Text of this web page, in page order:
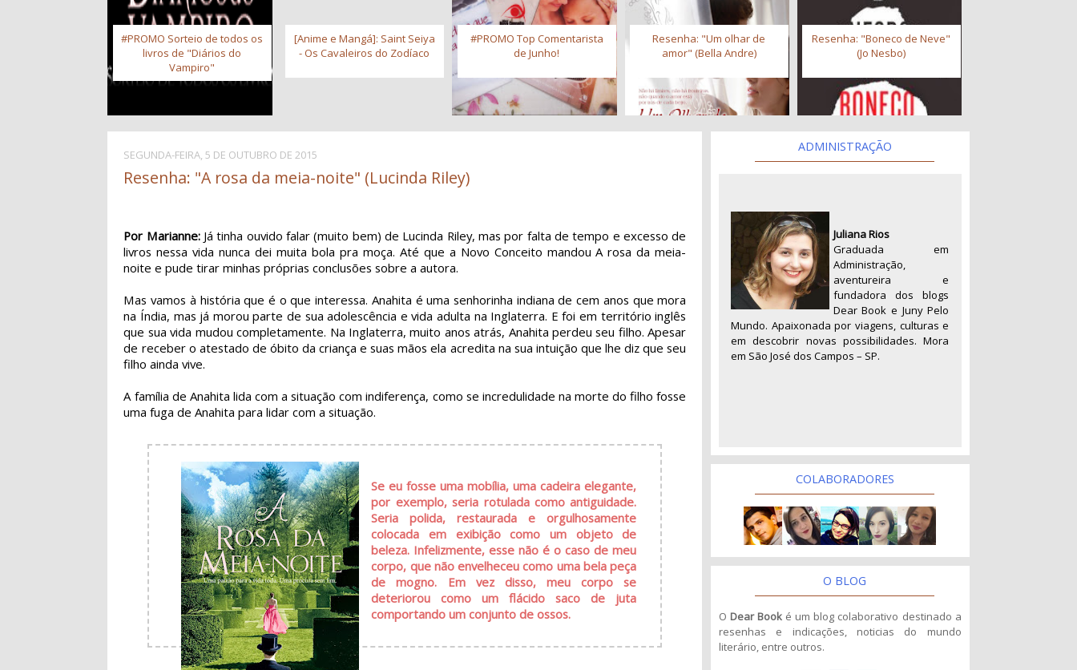
#PROMO Sorteio de todos os
livros de "Diários do
Vampiro"
[Anime e Mangá]: Saint Seiya
- Os Cavaleiros do Zodíaco
#PROMO Top Comentarista
de Junho!
Resenha: "Um olhar de
amor" (Bella Andre)
Resenha: "Boneco de Neve"
(Jo Nesbo)
SEGUNDA-FEIRA, 5 DE OUTUBRO DE 2015
Resenha: "A rosa da meia-noite" (Lucinda Riley)
Por Marianne:Já tinha ouvido falar (muito bem) de Lucinda Riley, mas por falta de tempo e excesso de
livros nessa vida nunca dei muita bola pra moça. Até que a Novo Conceito mandou A rosa da meia-
noite e pude tirar minhas próprias conclusões sobre a autora.
Mas vamos à história que é o que interessa. Anahita é uma senhorinha indiana de cem anos que mora
na Índia, mas já morou parte de sua adolescência e vida adulta na Inglaterra. E foi em território inglês
que sua vida mudou completamente. Na Inglaterra, muito anos atrás, Anahita perdeu seu filho. Apesar
de receber o atestado de óbito da criança e suas mãos ela acredita na sua intuição que lhe diz que seu
filho ainda vive.
A família de Anahita lida com a situação com indiferença, como se incredulidade na morte do filho fosse
uma fuga de Anahita para lidar com a situação.
Se eu fosse uma mobília, uma cadeira elegante,
por exemplo, seria rotulada como antiguidade.
Seria polida, restaurada e orgulhosamente
colocada em exibição como um objeto de
beleza. Infelizmente, esse não é o caso de meu
corpo, que não envelheceu como uma bela peça
de mogno. Em vez disso, meu corpo se
deteriorou como um flácido saco de juta
comportando um conjunto de ossos.
ADMINISTRAÇÃO
Juliana Rios
Graduada em
Administração,
aventureira e
fundadora dos blogs
Dear Book e Juny Pelo
Mundo. Apaixonada por viagens, culturas e
em descobrir novas possibilidades. Mora
em São José dos Campos – SP.
COLABORADORES
O BLOG
O Dear Book é um blog colaborativo destinado a
resenhas e indicações, noticias do mundo
literário, entre outros.